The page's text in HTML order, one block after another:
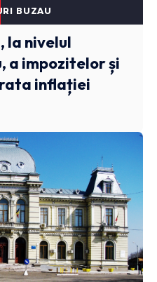
BUZAU
la nivelul
a impozitelor și
inflației